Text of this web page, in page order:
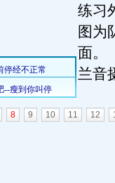
练习
图为
面。
兰音
8 9 10 11 12